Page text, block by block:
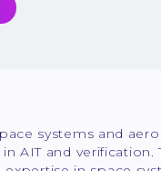
systems and
AIT and verification.